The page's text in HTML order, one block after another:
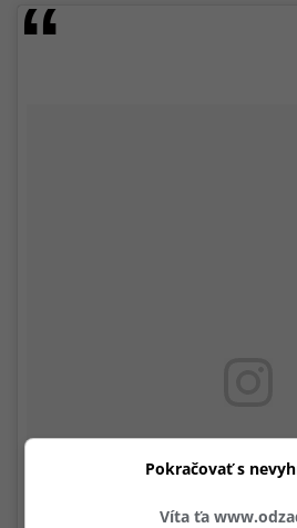
Víta ťa
Pokračovať s